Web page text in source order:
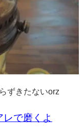
ずきたないorz
で磨くよ